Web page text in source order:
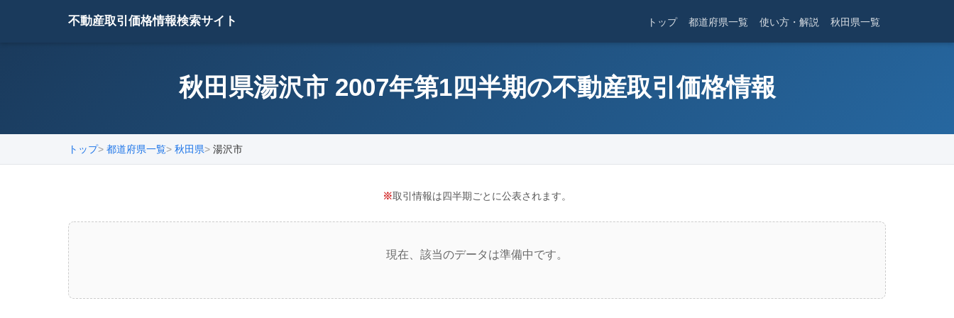
不動産取引価格情報検索サイト トップ 都道府県一覧 使い方・解説 秋田県一覧
秋田県湯沢市 2007年第1四半期の不動産取引価格情報
トップ 都道府県一覧 秋田県 湯沢市
※取引情報は四半期ごとに公表されます。
現在、該当のデータは準備中です。